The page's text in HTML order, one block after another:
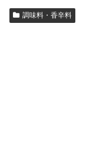
調味料・香辛料